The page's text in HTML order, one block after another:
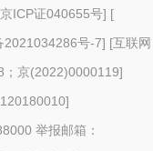
京ICP证040655号] [
2021034286号-7] [互联网
；京(2022)0000119]
]
举报邮箱：